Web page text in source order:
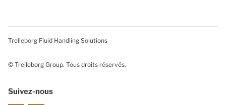
Trelleborg Fluid Handling Solutions
© Trelleborg Group. Tous droits réservés.
Suivez-nous